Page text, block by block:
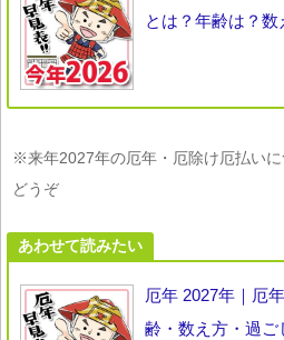
とは？年齢は？数
※来年2027年の厄年・厄除け厄払い
どうぞ
あわせて読みたい
厄年 2027年｜厄
齢・数え方・過ご